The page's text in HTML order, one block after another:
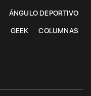
ÁNGULO DEPORTIVO
GEEK COLUMNAS